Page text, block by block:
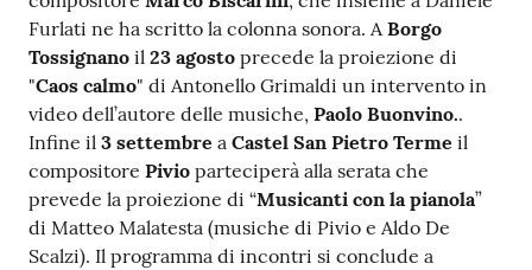
Furlati ne ha scritto la colonna sonora. ABorgo
Tossignano il 23 agosto precede la proiezione di
"Caos calmo" di Antonello Grimaldi un intervento in
video dell’autore delle musiche, Paolo Buonvino..
Infine il 3 settembre a Castel San Pietro Terme il
compositore Pivio parteciperà alla serata che
prevede la proiezione di “Musicanti con la pianola”
di Matteo Malatesta (musiche di Pivio e Aldo De
Scalzi). Il programma di incontri si conclude a